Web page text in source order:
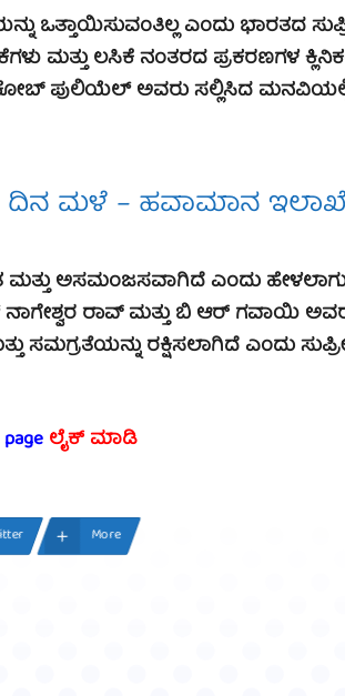
ಒತ್ತಾಯಿಸುವಂತಿಲ್ಲ ಎಂದು ಭಾರತದ
ಮತ್ತು ಲಸಿಕೆ ನಂತರದ ಪ್ರಕರಣಗಳ
ಪುಲಿಯೆಲ್ ಅವರು ಸಲ್ಲಿಸಿದ
ದಿನ ಮಳೆ – ಹವಾಮಾನ
ಅಸಮಂಜಸವಾಗಿದೆ ಎಂದು
ರಾವ್ ಮತ್ತು ಬಿ ಆರ್ ಗವಾಯಿ
ಸಮಗ್ರತೆಯನ್ನು ರಕ್ಷಿಸಲಾಗಿದೆ ಎಂದು
ಲೈಕ್ ಮಾಡಿ
More